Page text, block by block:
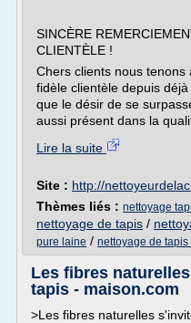
SINCÈRE
CLIENTÈLE !
Chers clients nous
fidèle clientèle depuis
que le désir de se
aussi présent dans la
Lire la suite
Site : http://
Thèmes liés : nettoyage
nettoyage de tapis /
pure laine / nettoyage de tapis
Les fibres
tapis - maison.com
>Les fibres naturelles